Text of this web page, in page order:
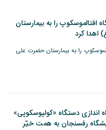
را به بیمارستان
اهدا کرد
را به بیمارستان حضرت علی
اندازی دستگاه «کولپوسکوپی»
رفسنجان به همت خیّر